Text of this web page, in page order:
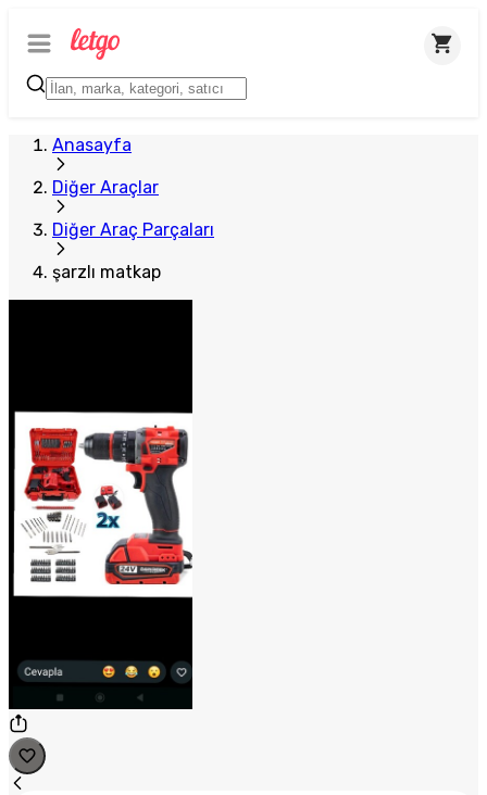
Anasayfa
Diğer Araçlar
Diğer Araç Parçaları
şarzlı matkap